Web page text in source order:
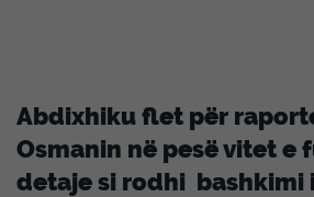
Abdixhiku flet për
Osmanin në pesë vitet e
detaje si rodhi bashkimi